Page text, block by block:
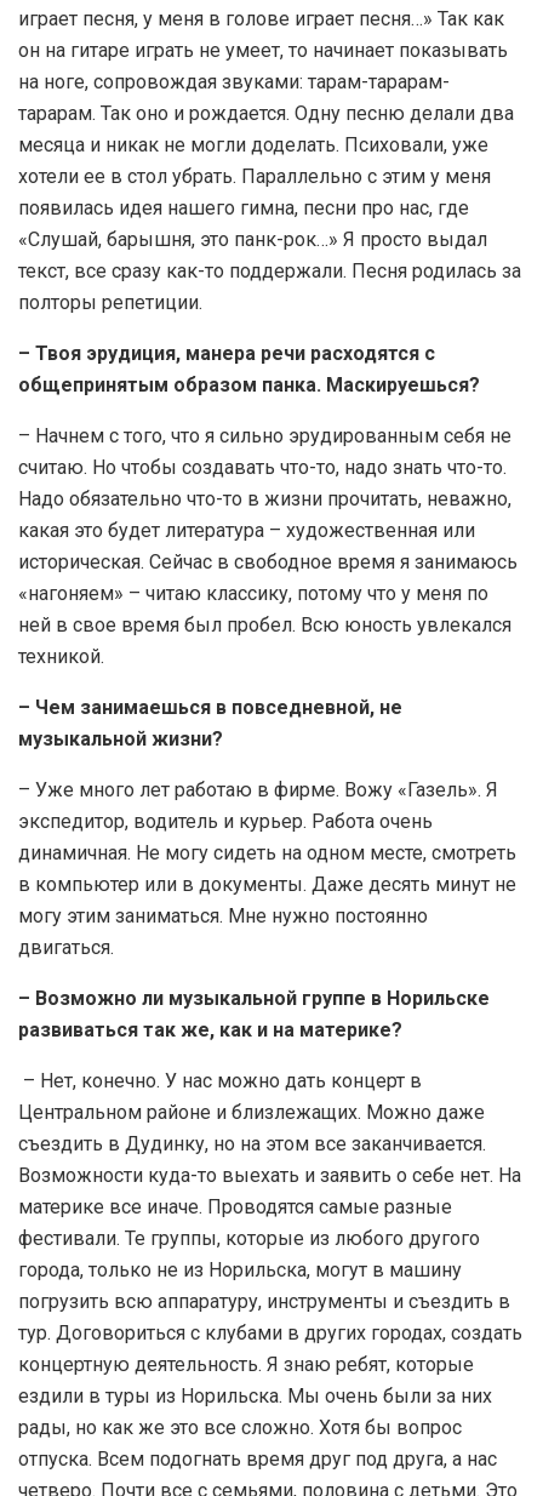
играет песня, у меня в голове играет песня…» Так как
он на гитаре играть не умеет, то начинает показывать
на ноге, сопровождая звуками: тарам-тарарам-
тарарам. Так оно и рождается. Одну песню делали два
месяца и никак не могли доделать. Психовали, уже
хотели ее в стол убрать. Параллельно с этим у меня
появилась идея нашего гимна, песни про нас, где
«Слушай, барышня, это панк-рок…» Я просто выдал
текст, все сразу как-то поддержали. Песня родилась за
полторы репетиции.
– Твоя эрудиция, манера речи расходятся с
общепринятым образом панка. Маскируешься?
– Начнем с того, что я сильно эрудированным себя не
считаю. Но чтобы создавать что-то, надо знать что-то.
Надо обязательно что-то в жизни прочитать, неважно,
какая это будет литература – художественная или
историческая. Сейчас в свободное время я занимаюсь
«нагоняем» – читаю классику, потому что у меня по
ней в свое время был пробел. Всю юность увлекался
техникой.
– Чем занимаешься в повседневной, не
музыкальной жизни?
– Уже много лет работаю в фирме. Вожу «Газель». Я
экспедитор, водитель и курьер. Работа очень
динамичная. Не могу сидеть на одном месте, смотреть
в компьютер или в документы. Даже десять минут не
могу этим заниматься. Мне нужно постоянно
двигаться.
– Возможно ли музыкальной группе в Норильске
развиваться так же, как и на материке?
– Нет, конечно. У нас можно дать концерт в
Центральном районе и близлежащих. Можно даже
съездить в Дудинку, но на этом все заканчивается.
Возможности куда-то выехать и заявить о себе нет. На
материке все иначе. Проводятся самые разные
фестивали. Те группы, которые из любого другого
города, только не из Норильска, могут в машину
погрузить всю аппаратуру, инструменты и съездить в
тур. Договориться с клубами в других городах, создать
концертную деятельность. Я знаю ребят, которые
ездили в туры из Норильска. Мы очень были за них
рады, но как же это все сложно. Хотя бы вопрос
отпуска. Всем подогнать время друг под друга, а нас
четверо. Почти все с семьями, половина с детьми. Это